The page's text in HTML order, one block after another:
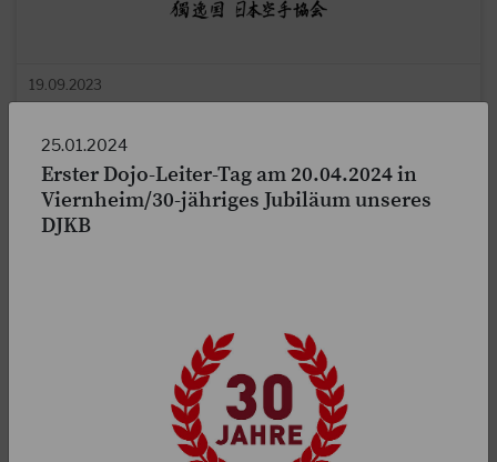
19.09.2023
Liebe Mitglieder, wie ihr vielleicht bereits wisst, hat die
JKA/WF im Juli 2022 ihre Statuten geändert. Leider herrscht
im Augenblick große Verwirrung…
25.01.2024
Erster Dojo-Leiter-Tag am 20.04.2024 in
Viernheim/30-jähriges Jubiläum unseres
DJKB